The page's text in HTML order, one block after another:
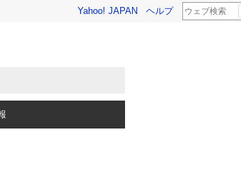
Yahoo! JAPAN ヘルプ